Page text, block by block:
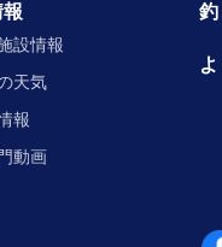
設情報
天気
報
動画
釣